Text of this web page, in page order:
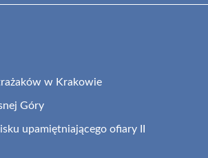
w Krakowie
Góry
upamiętniającego ofiary II